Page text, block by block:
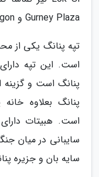
Gurney Plaza و Gurney Paragon را از دست ندهید.
تپه پنانگ یکی از
است. این تپه
پنانگ است و گزینه
پنانگ بعلاوه
است. هبیتات
سایبانی در میان
سایه بان و جزیره